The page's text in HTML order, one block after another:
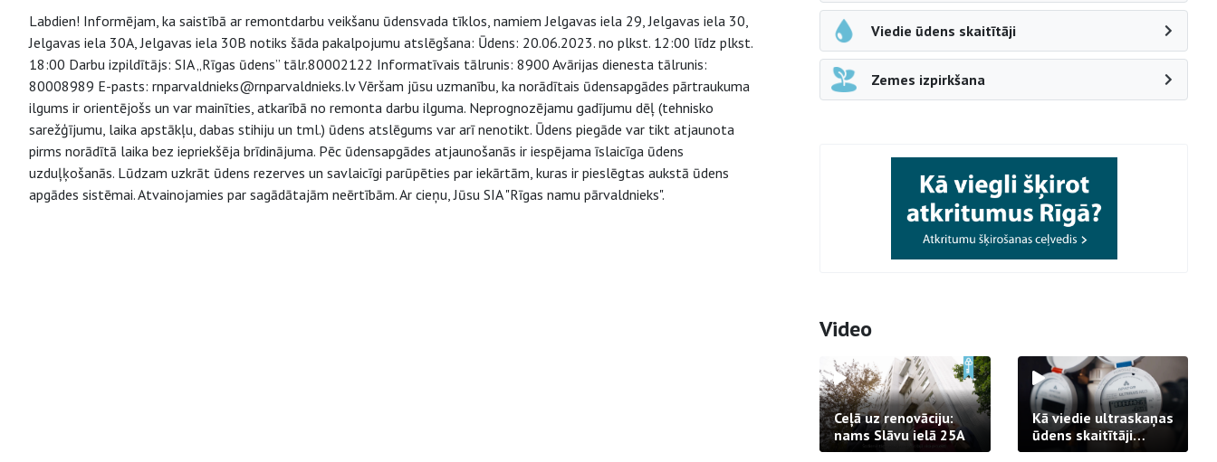
Labdien! Informējam, ka saistībā ar remontdarbu veikšanu ūdensvada tīklos, namiem Jelgavas iela 29, Jelgavas iela 30,
Jelgavas iela 30A, Jelgavas iela 30B notiks šāda pakalpojumu atslēgšana: Ūdens: 20.06.2023. no plkst. 12:00 līdz plkst.
18:00 Darbu izpildītājs: SIA „Rīgas ūdens” tālr.80002122 Informatīvais tālrunis: 8900 Avārijas dienesta tālrunis:
80008989 E-pasts: rnparvaldnieks@rnparvaldnieks.lv Vēršam jūsu uzmanību, ka norādītais ūdensapgādes pārtraukuma
ilgums ir orientējošs un var mainīties, atkarībā no remonta darbu ilguma. Neprognozējamu gadījumu dēļ (tehnisko
sarežģījumu, laika apstākļu, dabas stihiju un tml.) ūdens atslēgums var arī nenotikt. Ūdens piegāde var tikt atjaunota
pirms norādītā laika bez iepriekšēja brīdinājuma. Pēc ūdensapgādes atjaunošanās ir iespējama īslaicīga ūdens
uzduļķošanās. Lūdzam uzkrāt ūdens rezerves un savlaicīgi parūpēties par iekārtām, kuras ir pieslēgtas aukstā ūdens
apgādes sistēmai. Atvainojamies par sagādātajām neērtībām. Ar cieņu, Jūsu SIA "Rīgas namu pārvaldnieks".
Viedie ūdens skaitītāji
Zemes izpirkšana
Video
Ceļā uz renovāciju:
nams Slāvu ielā 25A
Kā viedie ultraskaņas
ūdens skaitītāji
strādā praksē